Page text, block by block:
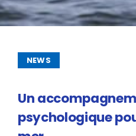
NEWS
Un
psychologique